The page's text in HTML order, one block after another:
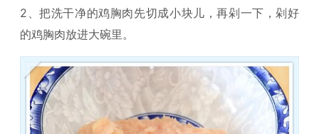
2、把洗干净的鸡胸肉先切成小块儿，再剁一下，剁好
的鸡胸肉放进大碗里。